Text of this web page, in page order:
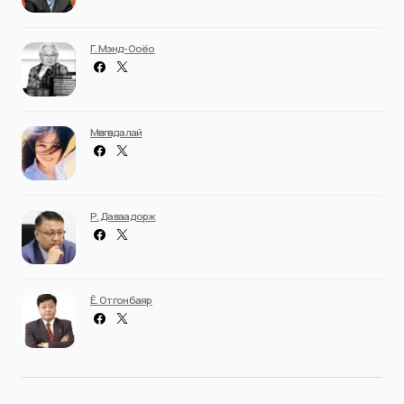
Г. Мэнд-Ооёо
Мөнгөндалай
Р. Даваадорж
Ё. Отгонбаяр